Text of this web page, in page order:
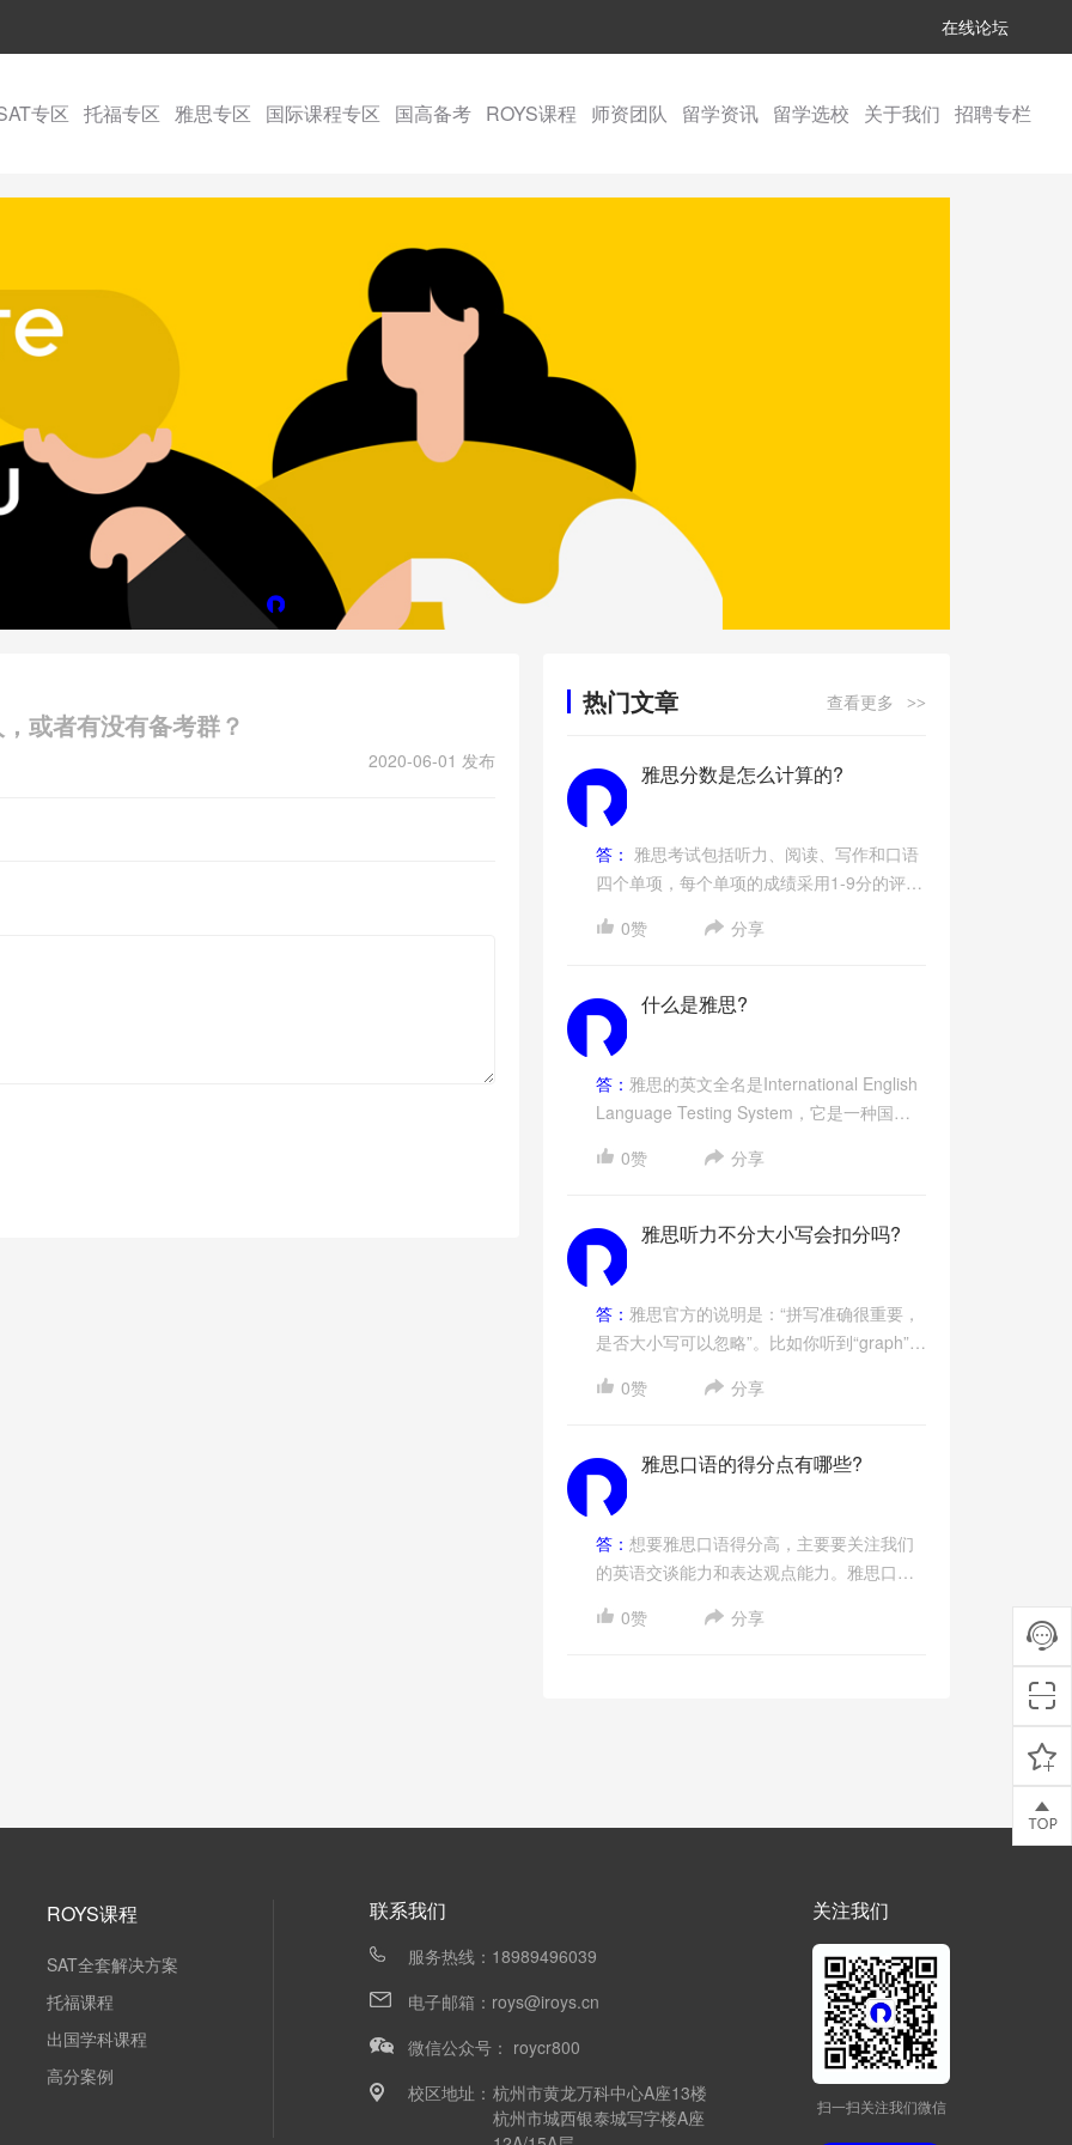
在线论坛
专区 托福专区 雅思专区 国际课程专区 国高备考 ROYS课程 师资团队 留学资讯 留学选校 关于我们 招聘专栏
或者有没有备考群？
2020-06-01 发布
热门文章 查看更多 >>
雅思分数是怎么计算的?
答：
四个单项，每个单项的成绩采用1-9分的评分
值。总分一般是整分或半分，如8分或8.5
0赞 分享
什么是雅思?
答： 雅思的英文全名是International English
Language Testing System，它是一种国际
立，由英国文化协会、剑桥大学考试委员会
想去以英语为交流语言的国家学习、工作和
生活的人们会报名雅思考试。针对不同的出
国目的，雅思的考试类型分为学术类(A 类，
Academic)和培训类(G 类，General
Training)两种。A类考试针对于计划出国留学
于有计划前往英语言国家生活、工作、移民
0赞 分享
雅思听力不分大小写会扣分吗?
答： 雅思官方的说明是：“拼写准确很重要，
是否大小写可以忽略”。比如你听到“graph”这
都算正确。​
0赞 分享
雅思口语的得分点有哪些?
答： 想要雅思口语得分高，主要要关注我们
的英语交谈能力和表达观点能力。雅思口语
富与准确度、词汇丰富度、语音语调等。大
0赞 分享
ROYS课程
SAT全套解决方案
托福课程
出国学科课程
高分案例
联系我们
服务热线：18989496039
电子邮箱：roys@iroys.cn
微信公众号： roycr800
校区地址： 杭州市黄龙万科中心A座13楼
杭州市城西银泰城写字楼A座
关注我们
扫一扫关注我们微信